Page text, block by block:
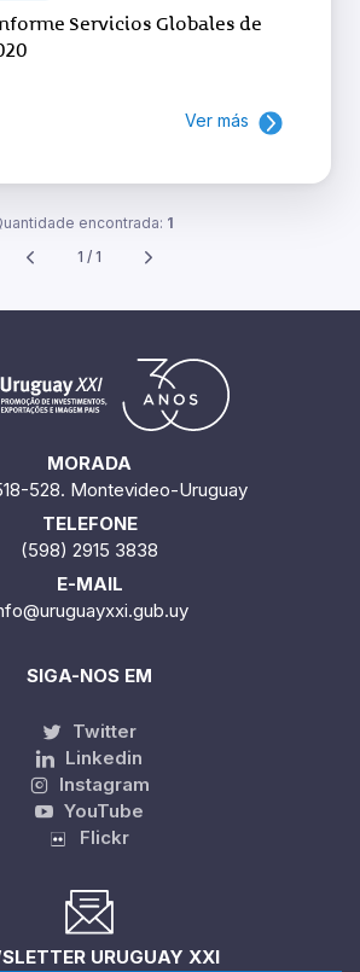
Servicios Globales de
Ver más
encontrada: 1
1 / 1
MORADA
528. Montevideo-Uruguay
TELEFONE
(598) 2915 3838
E-MAIL
SIGA-NOS EM
Twitter
Linkedin
Instagram
YouTube
Flickr
URUGUAY XXI